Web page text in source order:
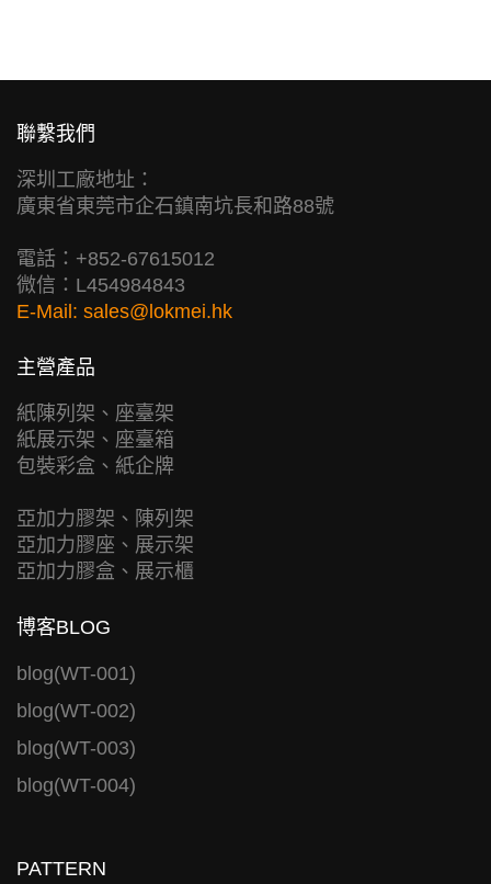
聯繫我們
深圳工廠地址：
廣東省東莞市企石鎮南坑長和路88號
電話：+852-67615012
微信：L454984843
E-Mail: sales@lokmei.hk
主營產品
紙陳列架、座臺架
紙展示架、座臺箱
包裝彩盒、紙企牌
亞加力膠架、陳列架
亞加力膠座、展示架
亞加力膠盒、展示櫃
博客BLOG
blog(WT-001)
blog(WT-002)
blog(WT-003)
blog(WT-004)
PATTERN